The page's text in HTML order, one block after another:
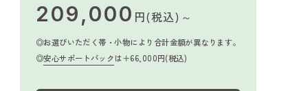
209,000 円(税込)～
お選びいただく帯・小物により合計金額が異なります。
安心サポートパックは＋66,000円(税込)